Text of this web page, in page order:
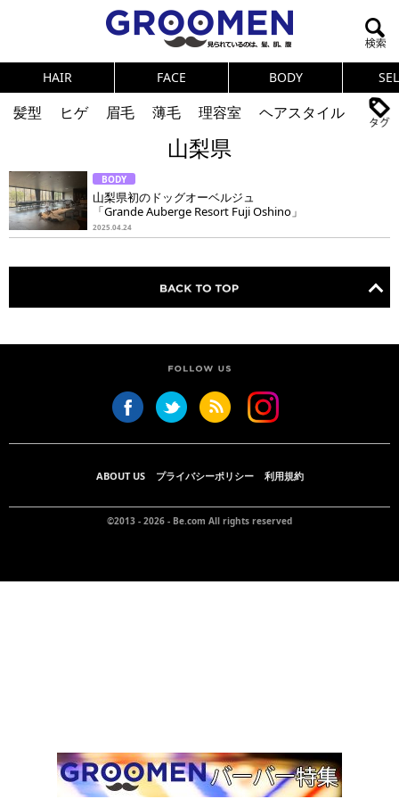
HAIR FACE BODY
髪型 ヒゲ 眉毛 薄毛 理容室
ヘアスタイル
ニオイ
連載
メンズコスメ
NEWS PICK UP
テストステロン
海外セレブ
健康
スキンケア 食事
調査結果
トレーニング
好印象な男
頭皮ケア
ダイエット
理容室
山梨県
BODY
山梨県初のドッグオーベルジュ
「Grande Auberge Resort Fuji Oshino」
2025.04.24
ABOUT US プライバシーポリシー 利用規約
©2013 - 2026 - Be.com All rights reserved